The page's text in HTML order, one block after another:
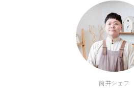
筒井シェフ